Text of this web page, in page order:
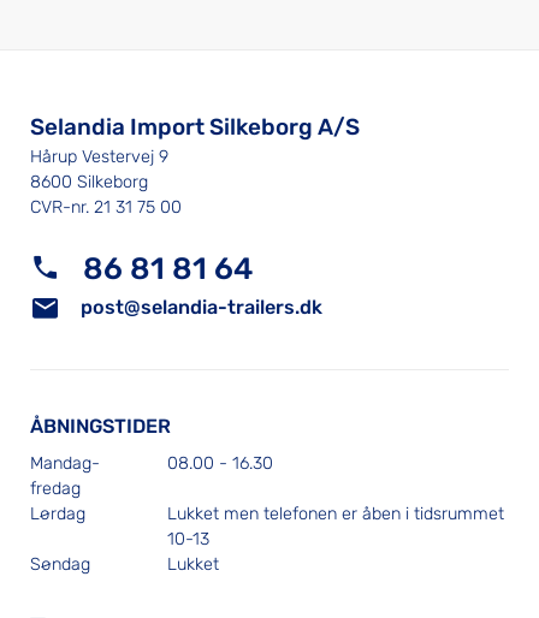
Selandia Import Silkeborg A/S
Hårup Vestervej 9
8600 Silkeborg
CVR-nr. 21 31 75 00
86 81 81 64
post@selandia-trailers.dk
ÅBNINGSTIDER
Mandag-
fredag
08.00 - 16.30
Lørdag
Lukket men telefonen er åben i tidsrummet
10-13
Søndag
Lukket